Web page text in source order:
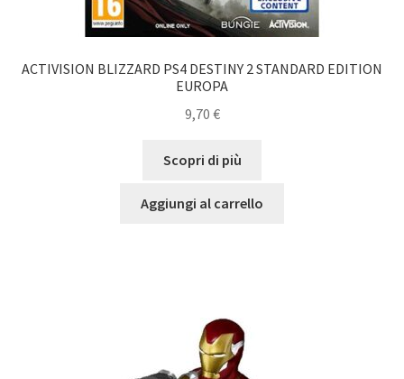
ACTIVISION BLIZZARD PS4 DESTINY 2 STANDARD EDITION
EUROPA
9,70 €
Scopri di più
Aggiungi al carrello